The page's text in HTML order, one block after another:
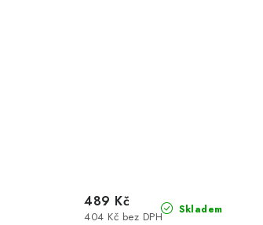
Skladem
404 Kč bez DPH
489 Kč